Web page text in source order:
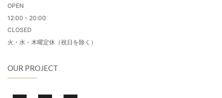
OPEN
12:00 - 20:00
CLOSED
火・水・木曜定休（祝日を除く）
OUR PROJECT